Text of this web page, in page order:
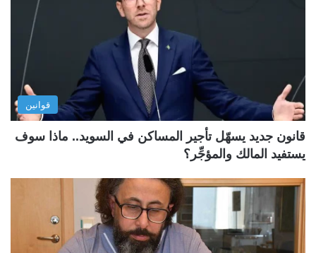
قوانين
قانون جديد يسهّل تأجير المساكن في السويد.. ماذا سوف
يستفيد المالك والمؤجِّر؟